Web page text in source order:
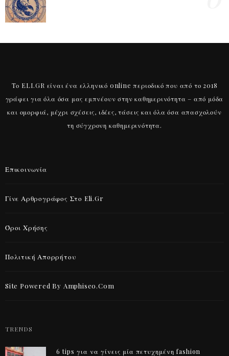
Το ELI.GR είναι ένα ελληνικό online περιοδικό που από το 2018
γράφει για όλα όσα μας εμπνέουν στην καθημερινότητα – από μόδα
και ομορφιά, μέχρι σχέσεις, ιδέες, τάσεις και όλα όσα απασχολούν
τη σύγχρονη καθημερινότητα.
Επικοινωνία
Γίνε Αρθρογράφος Στο Eli.gr
Όροι Χρήσης
Πολιτική Απορρήτου
Site Powered By Amphiseo.com
TRENDS
6 tips για να γίνεις μία πετυχημένη fashion